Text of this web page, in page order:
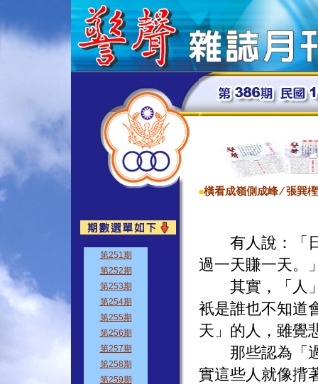
■橫看成嶺側成峰 ∕ 張巽檉
有人說：「日
過一天賺一天。
其實，「人」
衹是誰也不知道
天」的人，雖覺
那些認為「過
實這些人就像揹